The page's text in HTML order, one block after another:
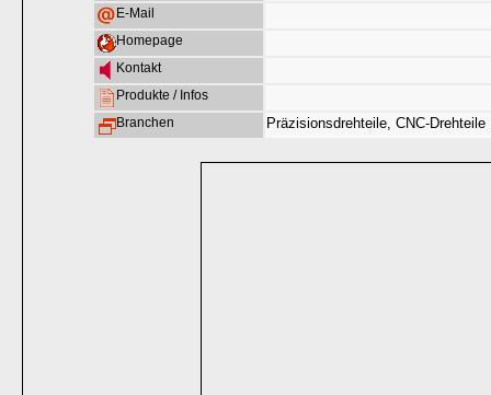
E-Mail
Homepage
Kontakt
Produkte / Infos
Branchen
Präzisionsdrehteile, CNC-Drehteile